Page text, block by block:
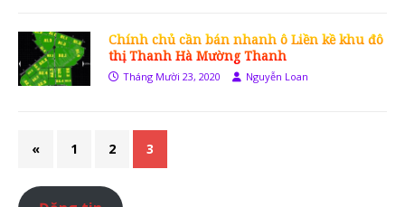
Chính chủ cần bán nhanh ô Liền kề khu đô
thị Thanh Hà Mường Thanh
Tháng Mười 23, 2020 Nguyễn Loan
« 1 2 3